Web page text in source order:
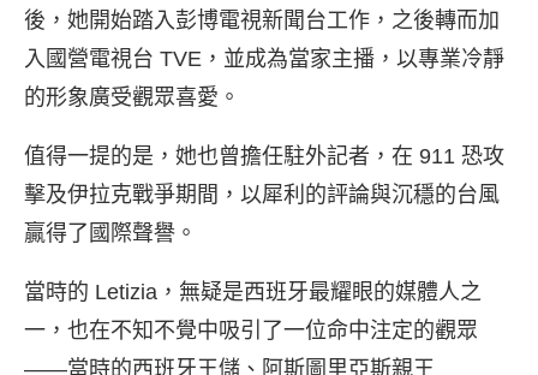
後，她開始踏入彭博電視新聞台工作，之後轉而加
入國營電視台 TVE，並成為當家主播，以專業冷靜
的形象廣受觀眾喜愛。
值得一提的是，她也曾擔任駐外記者，在 911 恐攻
擊及伊拉克戰爭期間，以犀利的評論與沉穩的台風
贏得了國際聲譽。
當時的 Letizia，無疑是西班牙最耀眼的媒體人之
一，也在不知不覺中吸引了一位命中注定的觀眾
——當時的西班牙王儲、阿斯圖里亞斯親王